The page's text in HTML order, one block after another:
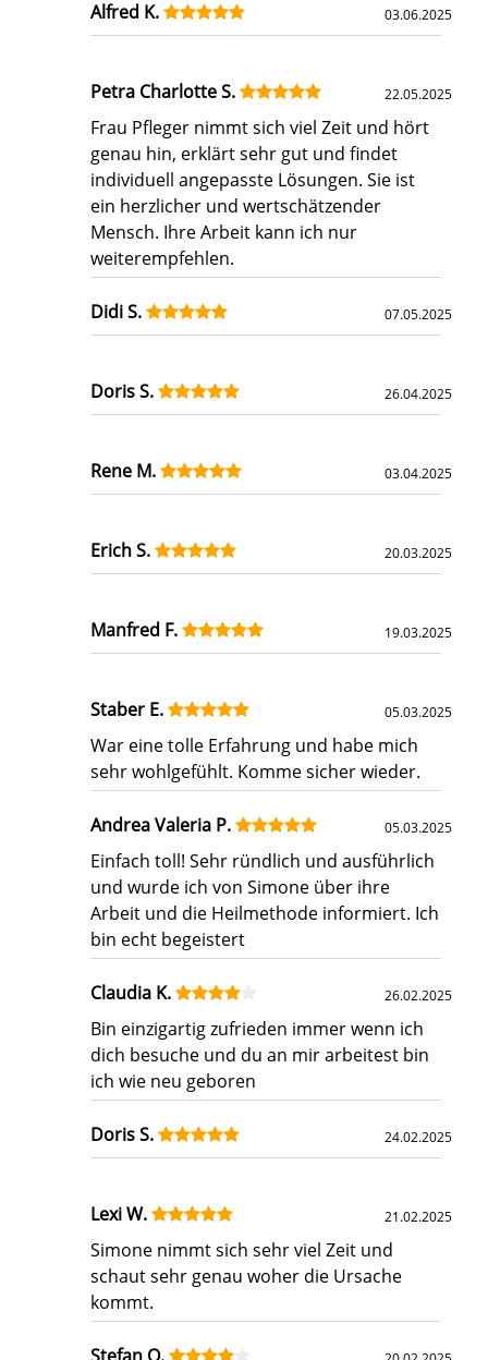
Alfred K. 03.06.2025
Petra Charlotte S. 22.05.2025
Frau Pfleger nimmt sich viel Zeit und hört
genau hin, erklärt sehr gut und findet
individuell angepasste Lösungen. Sie ist
ein herzlicher und wertschätzender
Mensch. Ihre Arbeit kann ich nur
weiterempfehlen.
Didi S. 07.05.2025
Doris S. 26.04.2025
Rene M. 03.04.2025
Erich S. 20.03.2025
Manfred F. 19.03.2025
Staber E. 05.03.2025
War eine tolle Erfahrung und habe mich
sehr wohlgefühlt. Komme sicher wieder.
Andrea Valeria P. 05.03.2025
Einfach toll! Sehr ründlich und ausführlich
und wurde ich von Simone über ihre
Arbeit und die Heilmethode informiert. Ich
bin echt begeistert
Claudia K. 26.02.2025
Bin einzigartig zufrieden immer wenn ich
dich besuche und du an mir arbeitest bin
ich wie neu geboren
Doris S. 24.02.2025
Lexi W. 21.02.2025
Simone nimmt sich sehr viel Zeit und
schaut sehr genau woher die Ursache
kommt.